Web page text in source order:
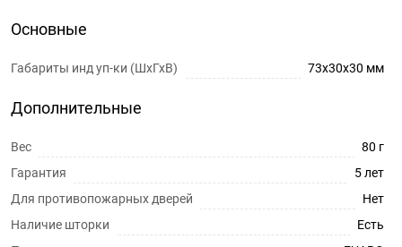
Основные
Габариты инд уп-ки (ШхГхВ) 73x30x30 мм
Дополнительные
Вес
80 г
Гарантия
5 лет
Для противопожарных дверей
Нет
Наличие шторки
Есть